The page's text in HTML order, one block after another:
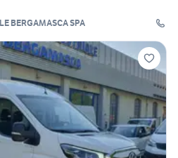
BERGAMASCA SPA